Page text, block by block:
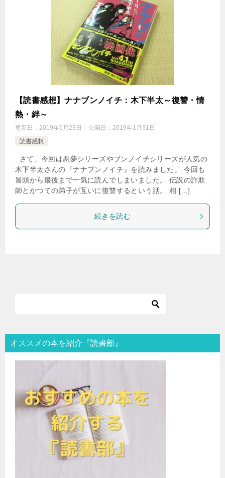
【読書感想】ナナブンノイチ：木下半太～復讐・情
熱・絆～
更新日： 2019年6月23日 公開日： 2019年1月31日
読書感想
さて、今回は悪夢シリーズやブンノイチシリーズが人気の
木下半太さんの『ナナブンノイチ』を読みました。 今回も
冒頭から最後まで一気に読んでしまいました。 伝説の詐欺
師とかつての弟子が互いに復讐するという話。 相 […]
続きを読む
オススメの本を紹介『読書部』